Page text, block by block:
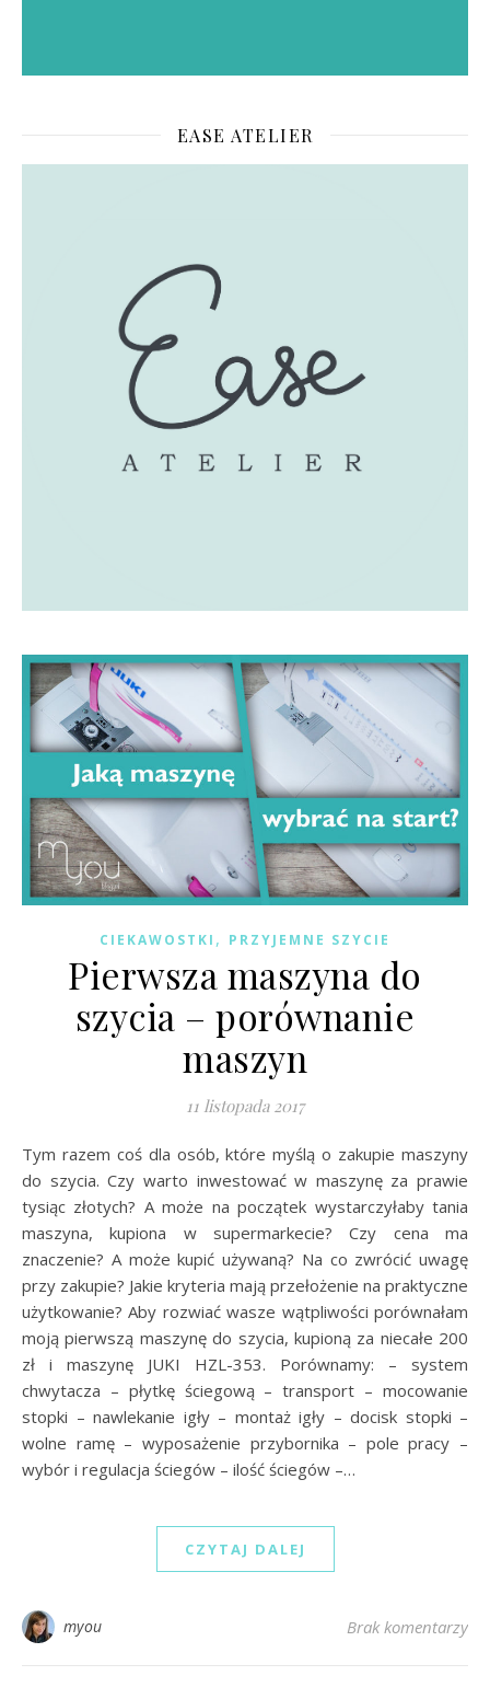
EASE ATELIER
CIEKAWOSTKI , PRZYJEMNE SZYCIE
Pierwsza maszyna do
szycia – porównanie
maszyn
11 listopada 2017
Tym razem coś dla osób, które myślą o zakupie maszyny
do szycia. Czy warto inwestować w maszynę za prawie
tysiąc złotych? A może na początek wystarczyłaby tania
maszyna, kupiona w supermarkecie? Czy cena ma
znaczenie? A może kupić używaną? Na co zwrócić uwagę
przy zakupie? Jakie kryteria mają przełożenie na praktyczne
użytkowanie? Aby rozwiać wasze wątpliwości porównałam
moją pierwszą maszynę do szycia, kupioną za niecałe 200
zł i maszynę JUKI HZL-353. Porównamy: – system
chwytacza – płytkę ściegową – transport – mocowanie
stopki – nawlekanie igły – montaż igły – docisk stopki –
wolne ramę – wyposażenie przybornika – pole pracy –
wybór i regulacja ściegów – ilość ściegów –…
CZYTAJ DALEJ
myou Brak komentarzy